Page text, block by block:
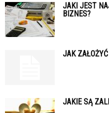
JAKI JEST
BIZNES?
JAK
JAKIE SĄ